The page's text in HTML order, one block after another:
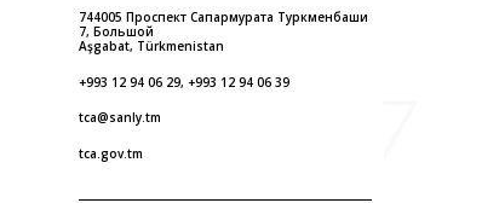
744005 Проспект Сапармурата Туркменбаши
7, Большой
Aşgabat, Türkmenistan
+993 12 94 06 29, +993 12 94 06 39
tca@sanly.tm
tca.gov.tm